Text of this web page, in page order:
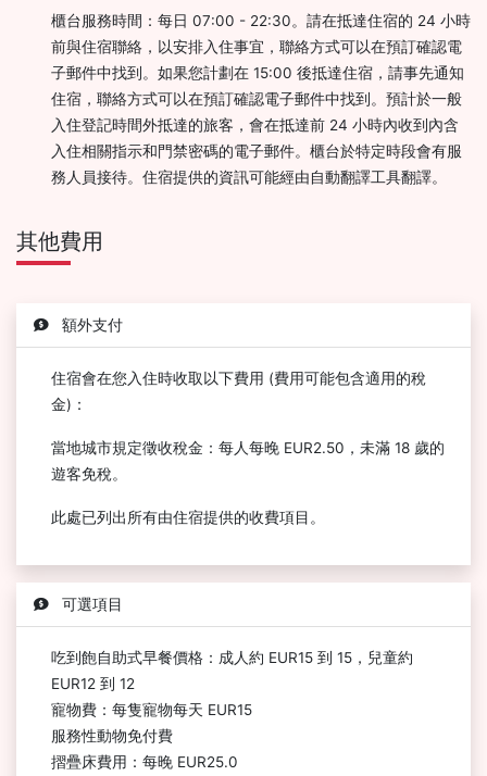
櫃台服務時間：每日 07:00 - 22:30。請在抵達住宿的 24 小時
前與住宿聯絡，以安排入住事宜，聯絡方式可以在預訂確認電
子郵件中找到。如果您計劃在 15:00 後抵達住宿，請事先通知
住宿，聯絡方式可以在預訂確認電子郵件中找到。預計於一般
入住登記時間外抵達的旅客，會在抵達前 24 小時內收到內含
入住相關指示和門禁密碼的電子郵件。櫃台於特定時段會有服
務人員接待。住宿提供的資訊可能經由自動翻譯工具翻譯。
其他費用
額外支付
住宿會在您入住時收取以下費用 (費用可能包含適用的稅
金)：
當地城市規定徵收稅金：每人每晚 EUR2.50，未滿 18 歲的
遊客免稅。
此處已列出所有由住宿提供的收費項目。
可選項目
吃到飽自助式早餐價格：成人約 EUR15 到 15，兒童約
EUR12 到 12
寵物費：每隻寵物每天 EUR15
服務性動物免付費
摺疊床費用：每晚 EUR25.0